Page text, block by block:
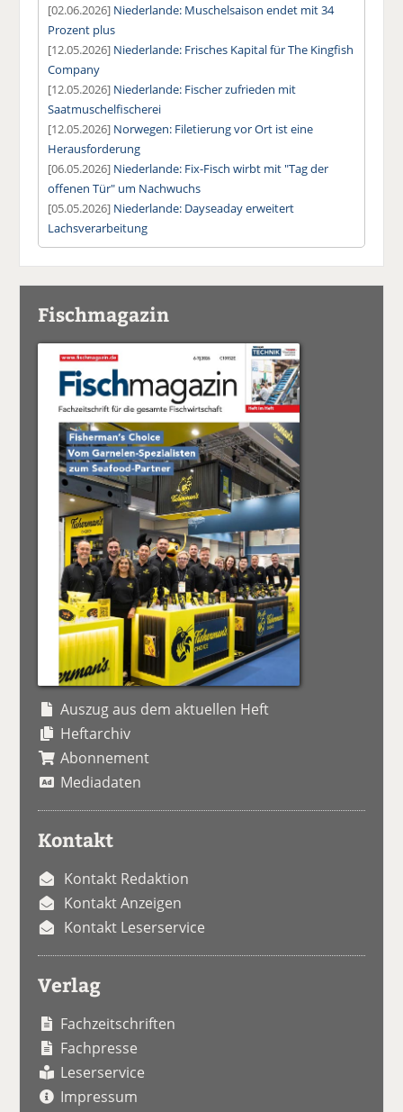
[02.06.2026] Niederlande: Muschelsaison endet mit 34
Prozent plus
[12.05.2026] Niederlande: Frisches Kapital für The Kingfish
Company
[12.05.2026] Niederlande: Fischer zufrieden mit
Saatmuschelfischerei
[12.05.2026] Norwegen: Filetierung vor Ort ist eine
Herausforderung
[06.05.2026] Niederlande: Fix-Fisch wirbt mit "Tag der
offenen Tür" um Nachwuchs
[05.05.2026] Niederlande: Dayseaday erweitert
Lachsverarbeitung
Fischmagazin
Auszug aus dem aktuellen Heft
Heftarchiv
Abonnement
Mediadaten
Kontakt
Kontakt Redaktion
Kontakt Anzeigen
Kontakt Leserservice
Verlag
Fachzeitschriften
Fachpresse
Leserservice
Impressum